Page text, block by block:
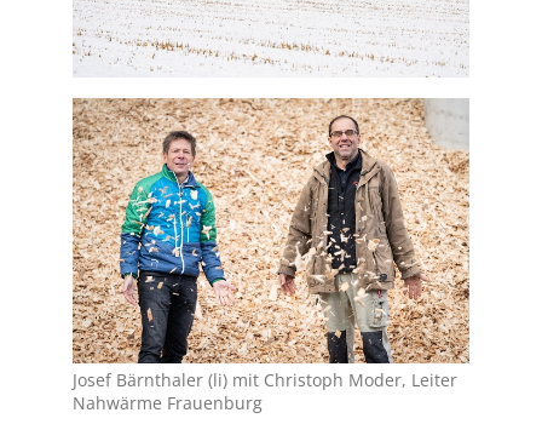
Josef Bärnthaler (li) mit Christoph Moder, Leiter
Nahwärme Frauenburg